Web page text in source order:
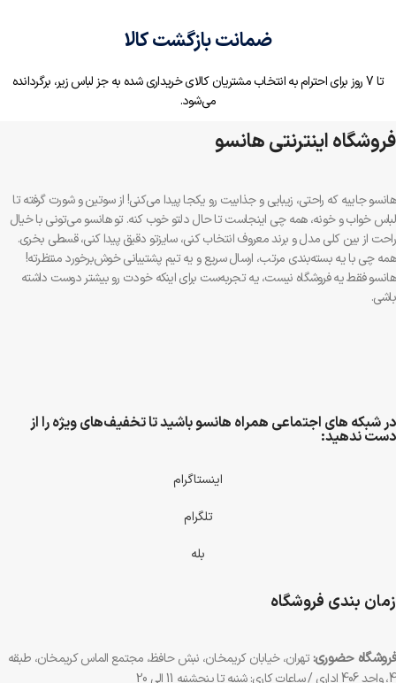
ضمانت بازگشت کالا
تا 7 روز برای احترام به انتخاب مشتریان کالای خریداری شده به جز لباس زیر، برگردانده
می‌شود.
فروشگاه اینترنتی هانسو
هانسو جاییه که راحتی، زیبایی و جذابیت رو یکجا پیدا می‌کنی! از سوتین و شورت گرفته تا
لباس خواب و خونه، همه چی اینجاست تا حال دلتو خوب کنه. تو هانسو می‌تونی با خیال
راحت از بین کلی مدل و برند معروف انتخاب کنی، سایزتو دقیق پیدا کنی، قسطی بخری.
همه چی با یه بسته‌بندی مرتب، ارسال سریع و یه تیم پشتیبانی خوش‌برخورد منتظرته!
هانسو فقط یه فروشگاه نیست، یه تجربه‌ست برای اینکه خودت رو بیشتر دوست داشته
باشی.
در شبکه های اجتماعی همراه هانسو باشید تا تخفیف‌های ویژه را از
دست ندهید:
اینستاگرام
تلگرام
بله
زمان بندی فروشگاه
فروشگاه حضوری:تهران، خیابان کریمخان، نبش حافظ، مجتمع الماس کریمخان، طبقه
4، واحد 406 اداری / ساعات کاری: شنبه تا پنجشنبه 11 الی 20